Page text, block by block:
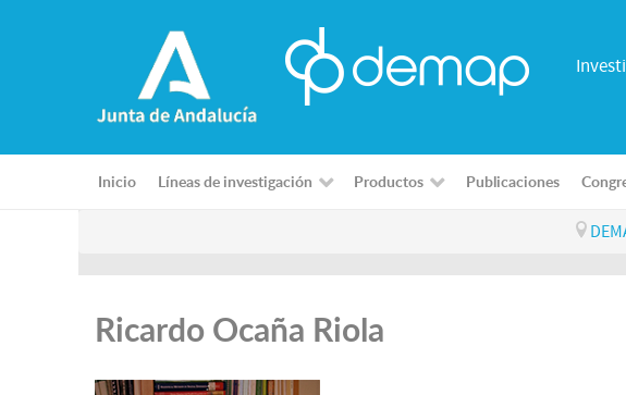
Inicio Líneas de investigación Productos Publicaciones
Ricardo Ocaña Riola